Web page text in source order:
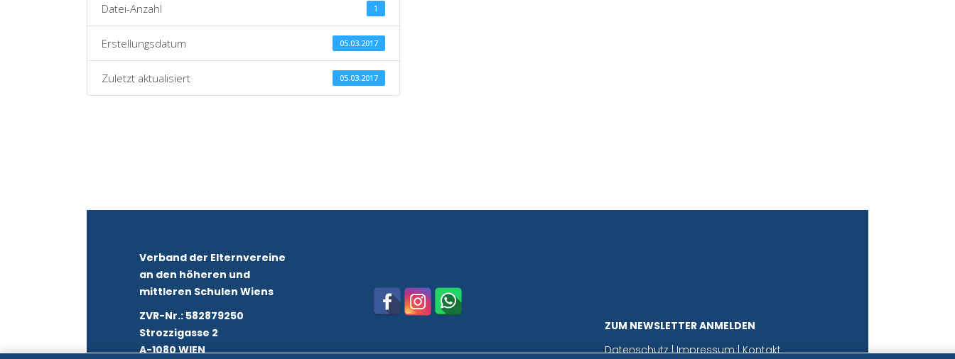
Datei-Anzahl 1
Erstellungsdatum 05.03.2017
Zuletzt aktualisiert 05.03.2017
Verband der Elternvereine
an den höheren und
mittleren Schulen Wiens
ZVR-Nr.: 582879250
Strozzigasse 2
A-1080 WIEN
ZUM NEWSLETTER ANMELDEN
Datenschutz|Impressum|Kontakt